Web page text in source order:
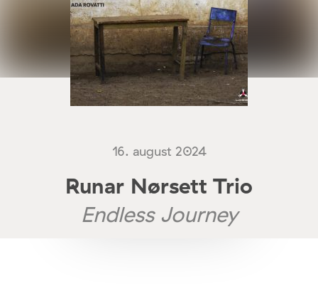
16. august 2024
Runar Nørsett Trio
Endless Journey